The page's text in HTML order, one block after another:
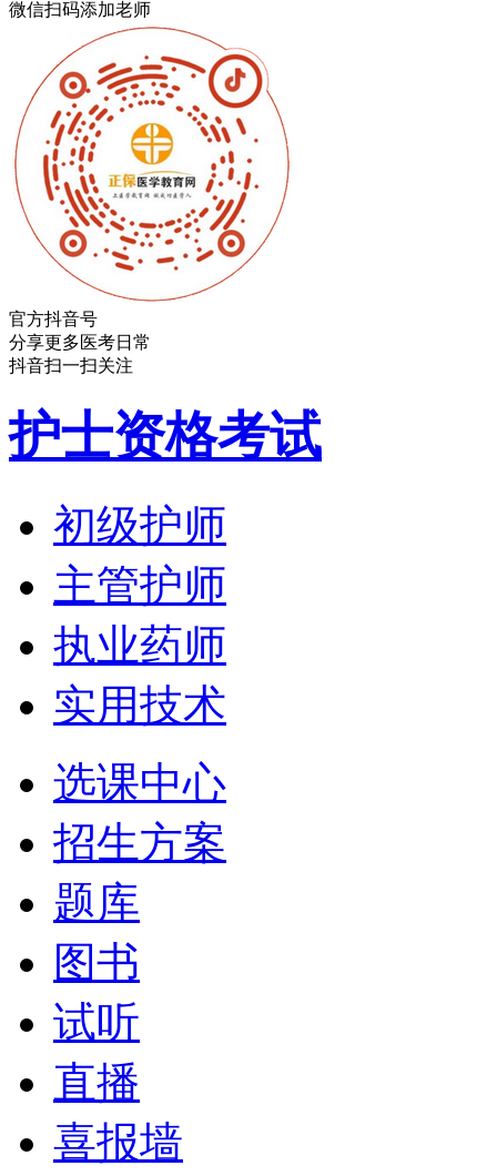
微信扫码添加老师
官方抖音号
分享更多医考日常
抖音扫一扫关注
护士资格考试
初级护师
主管护师
执业药师
实用技术
选课中心
招生方案
题库
图书
试听
直播
喜报墙